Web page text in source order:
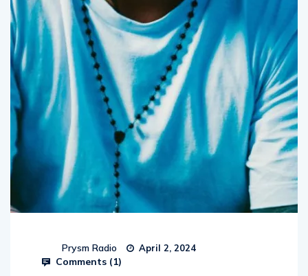
Prysm Radio April 2, 2024
Comments (1)